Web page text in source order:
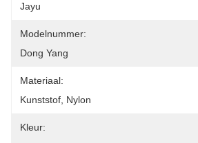
Jayu
Modelnummer:
Dong Yang
Materiaal:
Kunststof, Nylon
Kleur: